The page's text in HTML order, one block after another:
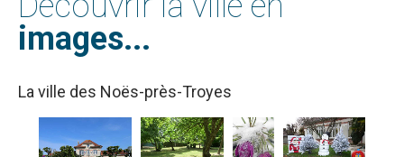
images...
La ville des Noës-près-Troyes